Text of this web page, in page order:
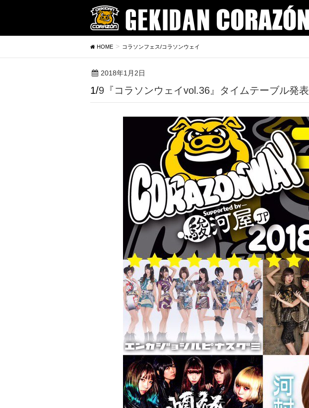
HOME コラソンフェス/コラソンウェイ
2018年1月2日
1/9『コラソンウェイvol.36』タイムテーブル発表